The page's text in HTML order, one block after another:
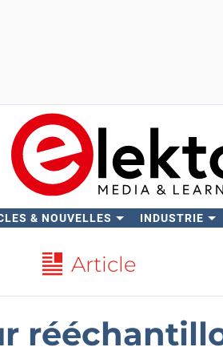
& NOUVELLES INDUSTRIE
Article